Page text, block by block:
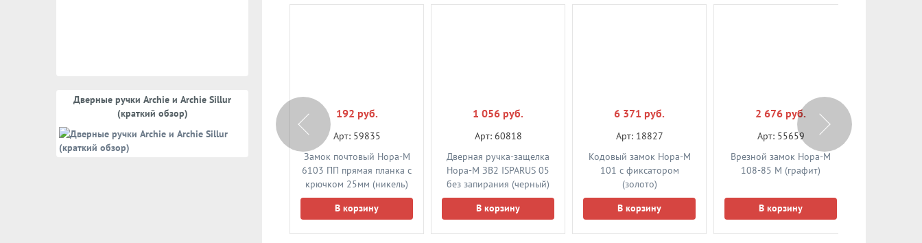
Дверные ручки Archie и Archie Sillur
(краткий обзор)
Арт: 58955
Дверной упор Нора-М
Арт: 58970
192 руб.
Арт: 59835
Замок почтовый Нора-М
6103 ПП прямая планка с
крючком 25мм (никель)
В корзину
1 056 руб.
Арт: 60818
Дверная ручка-защелка
Нора-М ЗВ2 ISPARUS 05
без запирания (черный)
В корзину
6 371 руб.
Арт: 18827
Кодовый замок Нора-М
101 c фиксатором
(золото)
В корзину
2 676 руб.
Арт: 55659
Врезной замок Нора-М
108-85 М (графит)
В корзину